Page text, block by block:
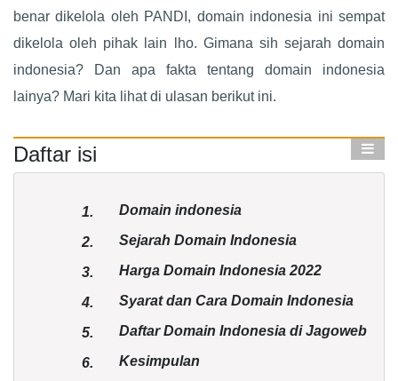
benar dikelola oleh PANDI, domain indonesia ini sempat
dikelola oleh pihak lain lho. Gimana sih sejarah domain
indonesia? Dan apa fakta tentang domain indonesia
lainya? Mari kita lihat di ulasan berikut ini.
Daftar isi
1. Domain indonesia
2. Sejarah Domain Indonesia
3. Harga Domain Indonesia 2022
4. Syarat dan Cara Domain Indonesia
5. Daftar Domain Indonesia di Jagoweb
6. Kesimpulan